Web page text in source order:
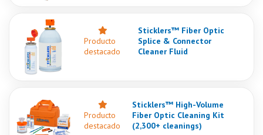
Producto
destacado
Sticklers™ Fiber Optic
Splice & Connector
Cleaner Fluid
Producto
destacado
Sticklers™ High-Volume
Fiber Optic Cleaning Kit
(2,300+ cleanings)